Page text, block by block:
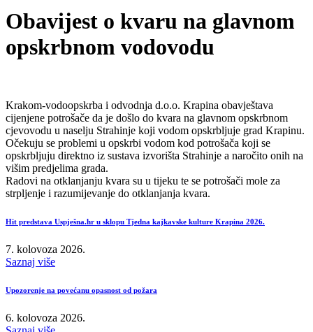
Obavijest o kvaru na glavnom
opskrbnom vodovodu
Krakom-vodoopskrba i odvodnja d.o.o. Krapina obavještava
cijenjene potrošače da je došlo do kvara na glavnom opskrbnom
cjevovodu u naselju Strahinje koji vodom opskrbljuje grad Krapinu.
Očekuju se problemi u opskrbi vodom kod potrošača koji se
opskrbljuju direktno iz sustava izvorišta Strahinje a naročito onih na
višim predjelima grada.
Radovi na otklanjanju kvara su u tijeku te se potrošači mole za
strpljenje i razumijevanje do otklanjanja kvara.
Hit predstava Uspješna.hr u sklopu Tjedna kajkavske kulture Krapina 2026.
7. kolovoza 2026.
Saznaj više
Upozorenje na povećanu opasnost od požara
6. kolovoza 2026.